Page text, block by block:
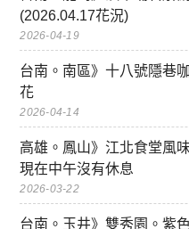
(2026.04.17花況)
2026-04-19
台南。南區》十八號隱巷
花
2026-04-14
高雄。鳳山》江北食堂風
現在中午沒有休息
2026-03-22
台南。玉井》雙秀園。紫